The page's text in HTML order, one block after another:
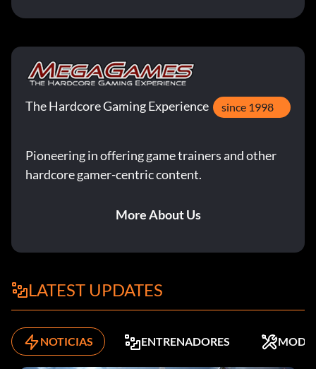
The Hardcore Gaming Experience since 1998
Pioneering in offering game trainers and other
hardcore gamer-centric content.
More About Us
LATEST UPDATES
NOTICIAS ENTRENADORES MODS